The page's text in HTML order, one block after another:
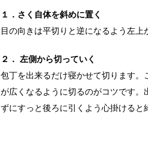
ワンシーズンだけしか着
アイロンがけが苦手だと
１．さく自体を斜めに置く
目の向きは平切りと逆になるよう左上
２． 左側から切っていく
包丁を出来るだけ寝かせて切ります
が広くなるように切るのがコツです。
ずにすっと後ろに引くよう心掛けると